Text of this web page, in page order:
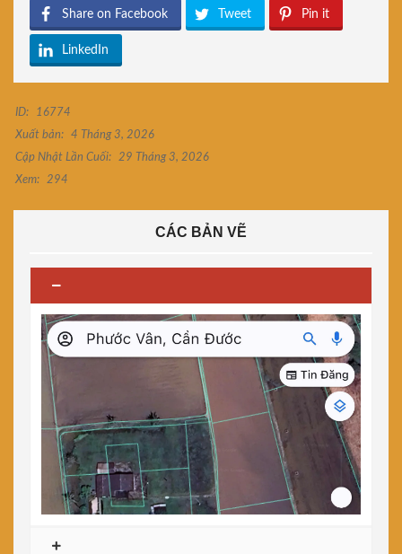
Share on Facebook Tweet Pin it
LinkedIn
ID:
16774
Xuất bản:
4 Tháng 3, 2026
Cập Nhật Lần Cuối:
29 Tháng 3, 2026
Xem:
294
CÁC BẢN VẼ